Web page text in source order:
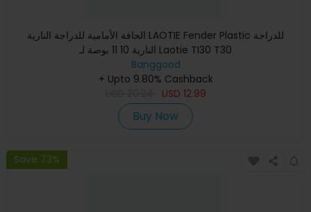
الحافة الأمامية للدراجة النارية LAOTIE Fender Plastic للدراجة
النارية 10 11 بوصة لـ Laotie TI30 T30
Banggood
+ Upto 9.80% Cashback
USD 12.99
Buy Now
Save 73%